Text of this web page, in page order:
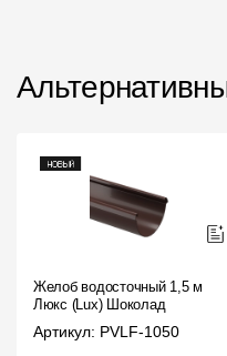
Желоб водосточный 1,5 м
Люкс (Lux) Шоколад
Артикул: PVLF-1050